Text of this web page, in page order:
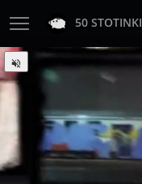
50 STOTINKI